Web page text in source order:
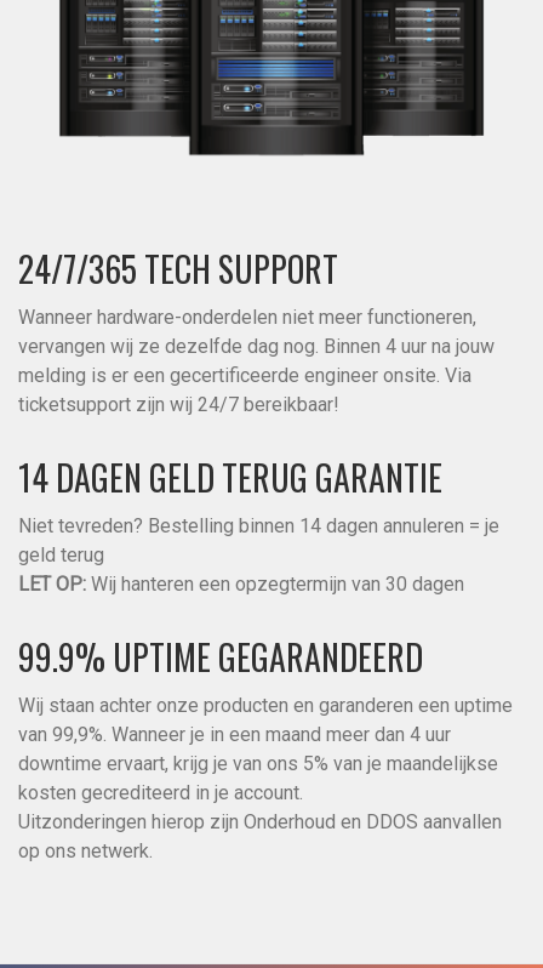
24/7/365 TECH SUPPORT
Wanneer hardware-onderdelen niet meer functioneren,
vervangen wij ze dezelfde dag nog. Binnen 4 uur na jouw
melding is er een gecertificeerde engineer onsite. Via
ticketsupport zijn wij 24/7 bereikbaar!
14 DAGEN GELD TERUG GARANTIE
Niet tevreden? Bestelling binnen 14 dagen annuleren = je
geld terug
LET OP: Wij hanteren een opzegtermijn van 30 dagen
99.9% UPTIME GEGARANDEERD
Wij staan achter onze producten en garanderen een uptime
van 99,9%. Wanneer je in een maand meer dan 4 uur
downtime ervaart, krijg je van ons 5% van je maandelijkse
kosten gecrediteerd in je account.
Uitzonderingen hierop zijn Onderhoud en DDOS aanvallen
op ons netwerk.